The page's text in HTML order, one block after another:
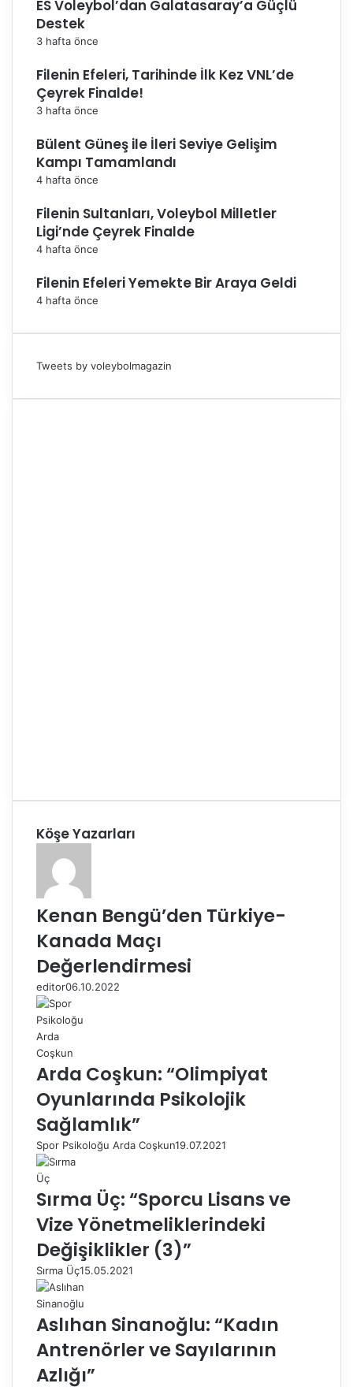
ES Voleybol’dan Galatasaray’a Güçlü
Destek
3 hafta önce
Filenin Efeleri, Tarihinde İlk Kez VNL’de
Çeyrek Finalde!
3 hafta önce
Bülent Güneş ile İleri Seviye Gelişim
Kampı Tamamlandı
4 hafta önce
Filenin Sultanları, Voleybol Milletler
Ligi’nde Çeyrek Finalde
4 hafta önce
Filenin Efeleri Yemekte Bir Araya Geldi
4 hafta önce
Tweets by voleybolmagazin
Köşe Yazarları
Kenan Bengü’den Türkiye-
Kanada Maçı
Değerlendirmesi
editor06.10.2022
Arda Coşkun: “Olimpiyat
Oyunlarında Psikolojik
Sağlamlık”
Spor Psikoloğu Arda Coşkun19.07.2021
Sırma Üç: “Sporcu Lisans ve
Vize Yönetmeliklerindeki
Değişiklikler (3)”
Sırma Üç15.05.2021
Aslıhan Sinanoğlu: “Kadın
Antrenörler ve Sayılarının
Azlığı”